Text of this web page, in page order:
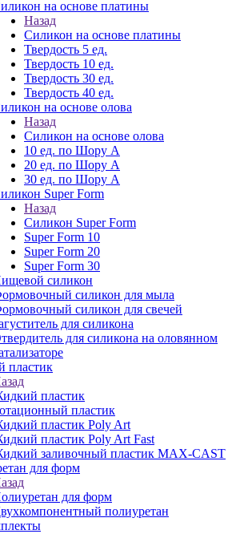
на основе платины
Назад
Силикон на основе платины
Твердость 5 ед.
Твердость 10 ед.
Твердость 30 ед.
Твердость 40 ед.
на основе олова
Назад
Силикон на основе олова
10 ед. по Шору А
20 ед. по Шору А
30 ед. по Шору А
Super Form
Назад
Силикон Super Form
Super Form 10
Super Form 20
Super Form 30
силикон
силикон для мыла
силикон для свечей
для силикона
для силикона на оловянном
пластик
пластик
пластик
пластик Poly Art
пластик Poly Art Fast
заливочный пластик MAX-CAST
для форм
для форм
полиуретан